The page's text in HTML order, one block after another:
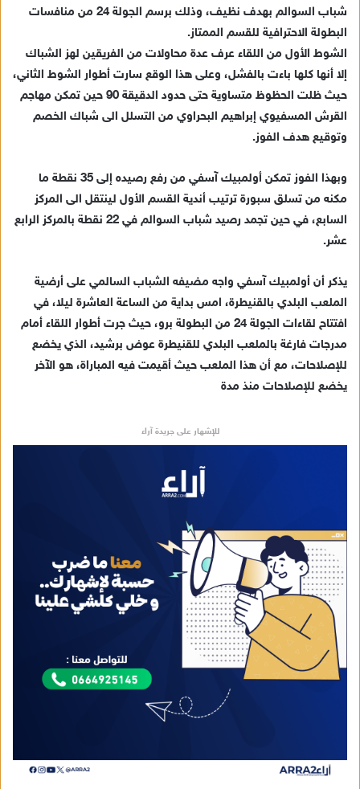
ب
ر
ي
د
ا
إ
ل
ت
شباب السوالم بهدف نظيف، وذلك برسم الجولة 24 من منافسات
البطولة الاحترافية للقسم الممتاز.
الشوط الأول من اللقاء عرف عدة محاولات من الفريقين لهز الشباك
إلا أنها كلها باءت بالفشل، وعلى هذا الوقع سارت أطوار الشوط الثاني،
حيث ظلت الحظوظ متساوية حتى حدود الدقيقة 90 حين تمكن مهاجم
القرش المسفيوي إبراهيم البحراوي من التسلل الى شباك الخصم
وتوقيع هدف الفوز.
وبهذا الفوز تمكن أولمبيك آسفي من رفع رصيده إلى 35 نقطة ما
مكنه من تسلق سبورة ترتيب أندية القسم الأول لينتقل الى المركز
السابع، في حين تجمد رصيد شباب السوالم في 22 نقطة بالمركز الرابع
عشر.
يذكر أن أولمبيك آسفي واجه مضيفه الشباب السالمي على أرضية
الملعب البلدي بالقنيطرة، امس بداية من الساعة العاشرة ليلا، في
افتتاح لقاءات الجولة 24 من البطولة برو، حيث جرت أطوار اللقاء أمام
مدرجات فارغة بالملعب البلدي للقنيطرة عوض برشيد، الذي يخضع
للإصلاحات، مع أن هذا الملعب حيث أقيمت فيه المباراة، هو الآخر
يخضع للإصلاحات منذ مدة
للإشهار على جريدة آراء